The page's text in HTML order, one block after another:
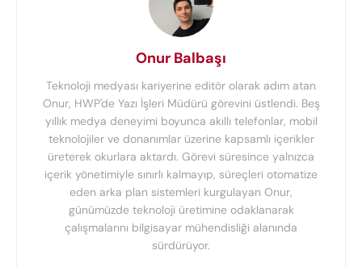
Onur Balbaşı
Teknoloji medyası kariyerine editör olarak adım atan
Onur, HWP'de Yazı İşleri Müdürü görevini üstlendi. Beş
yıllık medya deneyimi boyunca akıllı telefonlar, mobil
teknolojiler ve donanımlar üzerine kapsamlı içerikler
üreterek okurlara aktardı. Görevi süresince yalnızca
içerik yönetimiyle sınırlı kalmayıp, süreçleri otomatize
eden arka plan sistemleri kurgulayan Onur,
günümüzde teknoloji üretimine odaklanarak
çalışmalarını bilgisayar mühendisliği alanında
sürdürüyor.